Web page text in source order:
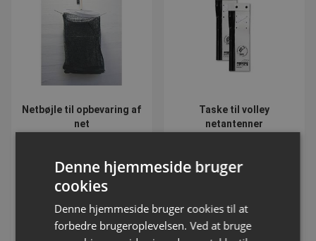
Netbøjle til opbevaring af
net
DKK 298,75
inkl. moms
Køb
Taske til volley
netantenner
Fra DKK 335,00
Se varianter
Denne hjemmeside bruger
cookies
Denne hjemmeside bruger cookies til at
forbedre brugeroplevelsen. Ved at bruge